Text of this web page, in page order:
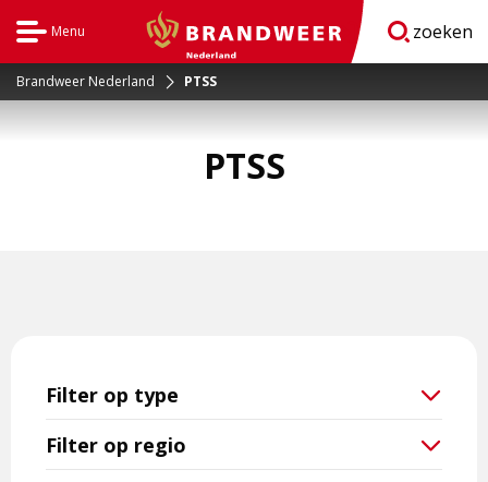
Menu
BrandweerNederland.nl
zoeken
Brandweer Nederland PTSS
PTSS
Filter op type
Filter op regio